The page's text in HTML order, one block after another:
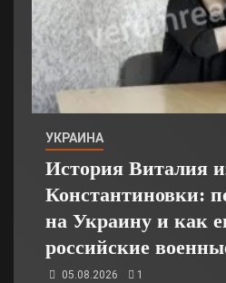
УКРАИНА
История Виталия
Константиновки:
на Украину и как
российские
05.08.2026 1